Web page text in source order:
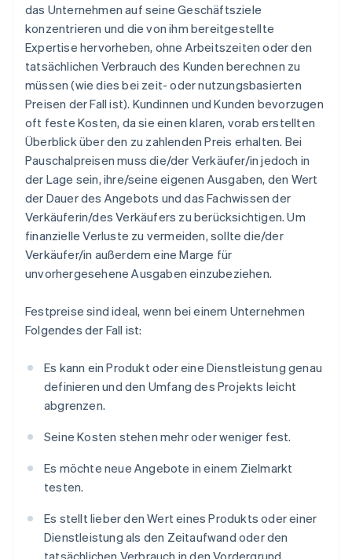
das Unternehmen auf seine Geschäftsziele
konzentrieren und die von ihm bereitgestellte
Expertise hervorheben, ohne Arbeitszeiten oder den
tatsächlichen Verbrauch des Kunden berechnen zu
müssen (wie dies bei zeit- oder nutzungsbasierten
Preisen der Fall ist). Kundinnen und Kunden bevorzugen
oft feste Kosten, da sie einen klaren, vorab erstellten
Überblick über den zu zahlenden Preis erhalten. Bei
Pauschalpreisen muss die/der Verkäufer/in jedoch in
der Lage sein, ihre/seine eigenen Ausgaben, den Wert
der Dauer des Angebots und das Fachwissen der
Verkäuferin/des Verkäufers zu berücksichtigen. Um
finanzielle Verluste zu vermeiden, sollte die/der
Verkäufer/in außerdem eine Marge für
unvorhergesehene Ausgaben einzubeziehen.
Festpreise sind ideal, wenn bei einem Unternehmen
Folgendes der Fall ist:
Es kann ein Produkt oder eine Dienstleistung genau
definieren und den Umfang des Projekts leicht
abgrenzen.
Seine Kosten stehen mehr oder weniger fest.
Es möchte neue Angebote in einem Zielmarkt
testen.
Es stellt lieber den Wert eines Produkts oder einer
Dienstleistung als den Zeitaufwand oder den